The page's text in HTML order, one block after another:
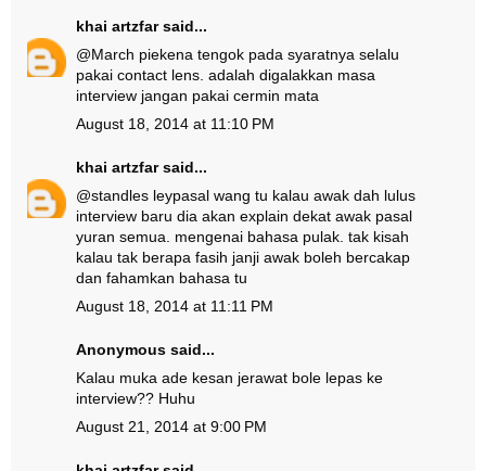
khai artzfarsaid...
@March piekena tengok pada syaratnya selalu
pakai contact lens. adalah digalakkan masa
interview jangan pakai cermin mata
August 18, 2014 at 11:10 PM
khai artzfarsaid...
@standles leypasal wang tu kalau awak dah lulus
interview baru dia akan explain dekat awak pasal
yuran semua. mengenai bahasa pulak. tak kisah
kalau tak berapa fasih janji awak boleh bercakap
dan fahamkan bahasa tu
August 18, 2014 at 11:11 PM
Anonymous said...
Kalau muka ade kesan jerawat bole lepas ke
interview?? Huhu
August 21, 2014 at 9:00 PM